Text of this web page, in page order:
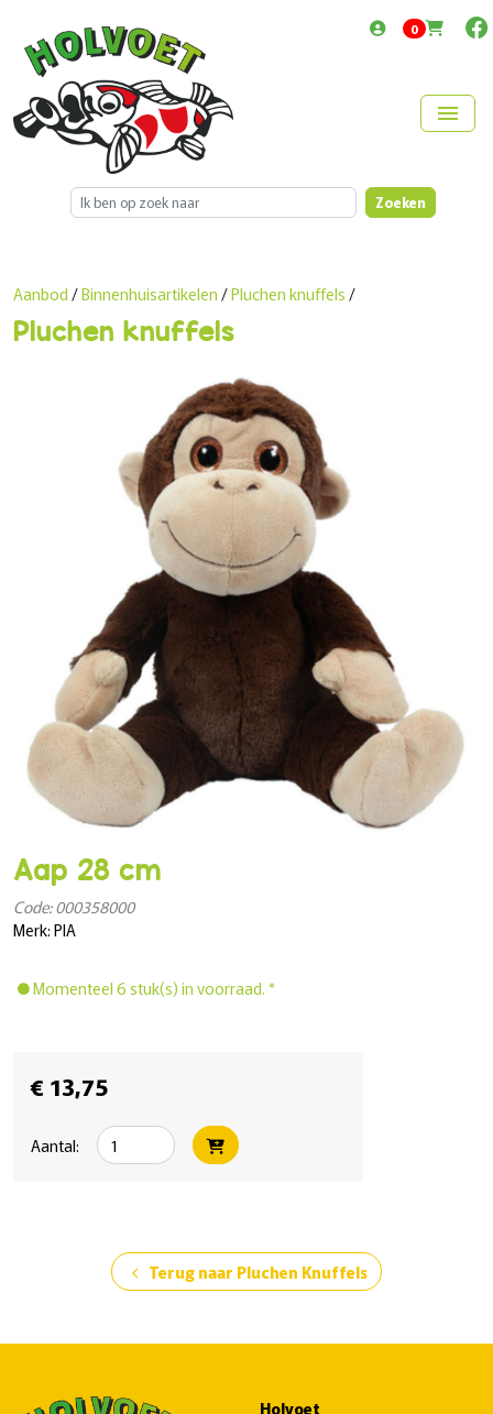
0items in cart
menu
Zoeken
Pluchen knuffels
Aanbod /Binnenhuisartikelen /Pluchen knuffels /
Aap 28 cm
Code: 000358000
Merk: PIA
Momenteel 6 stuk(s) in voorraad. *
€ 13,75
Aantal:
chevron_left Terug naar Pluchen Knuffels
Holvoet